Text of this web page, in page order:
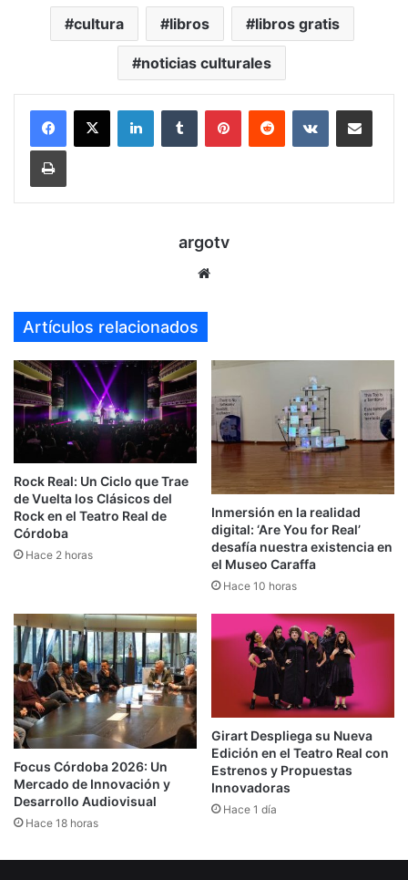
cultura libros libros gratis
noticias culturales
LinkedInTumblr PinterestReddit VKontakteCompartir por mail
Imprimir
argotv
Artículos relacionados
Rock Real: Un Ciclo que Trae
de Vuelta los Clásicos del
Rock en el Teatro Real de
Córdoba
Hace 2 horas
Inmersión en la realidad
digital: ‘Are You for Real’
desafía nuestra existencia en
el Museo Caraffa
Hace 10 horas
Focus Córdoba 2026: Un
Mercado de Innovación y
Desarrollo Audiovisual
Hace 18 horas
Girart Despliega su Nueva
Edición en el Teatro Real con
Estrenos y Propuestas
Innovadoras
Hace 1 día